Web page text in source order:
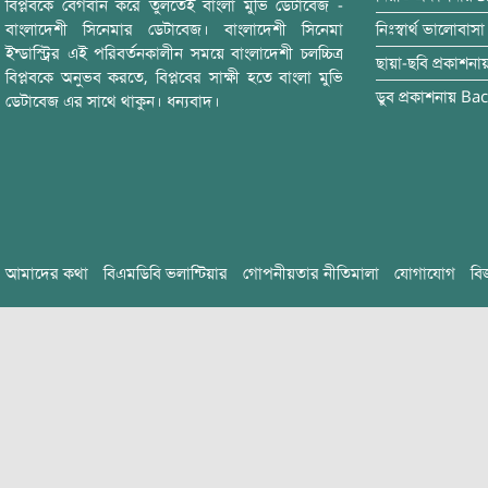
বিপ্লবকে বেগবান করে তুলতেই বাংলা মুভি ডেটাবেজ -
বাংলাদেশী সিনেমার ডেটাবেজ। বাংলাদেশী সিনেমা
ইন্ডাস্ট্রির এই পরিবর্তনকালীন সময়ে বাংলাদেশী চলচ্চিত্র
বিপ্লবকে অনুভব করতে, বিপ্লবের সাক্ষী হতে বাংলা মুভি
ডেটাবেজ এর সাথে থাকুন। ধন্যবাদ।
নিঃস্বার্থ ভালোবাসা
ছায়া-ছবি
ডুব প্রকাশনায়
আমাদের কথা বিএমডিবি ভলান্টিয়ার গোপনীয়তার নীতিমালা যোগাযোগ